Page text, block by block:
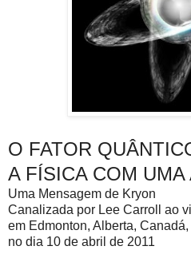
O FATOR
A FÍSICA COM UMA
Uma Mensagem de Kryon
Canalizada por Lee Carroll ao
em Edmonton, Alberta, Canadá,
no dia 10 de abril de 2011